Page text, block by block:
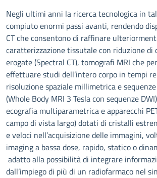
Negli ultimi anni la ricerca tecnologica in
compiuto enormi passi avanti, rendendo
CT che consentono di raffinare
caratterizzazione tissutale con riduzione di
erogate (Spectral CT), tomografi MRI che
effettuare studi dell’intero corpo in tempi
risoluzione spaziale millimetrica e
(Whole Body MRI 3 Tesla con sequenze
ecografia multiparametrica e apparecchi
campo di vista largo) dotati di cristalli
e veloci nell’acquisizione delle immagini,
imaging a bassa dose, rapido, statico o
adatto alla possibilità di integrare
dall’impiego di più di un radiofarmaco nel